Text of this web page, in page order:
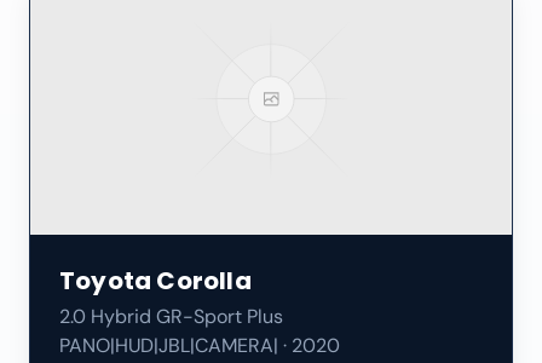
Toyota Corolla
2.0 Hybrid GR-Sport Plus
PANO|HUD|JBL|CAMERA| · 2020